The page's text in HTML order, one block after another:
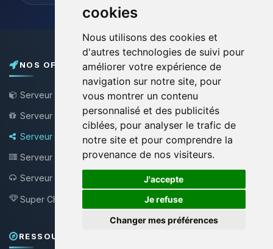
cookies
Nous utilisons des cookies et
d'autres technologies de suivi pour
améliorer votre expérience de
navigation sur notre site, pour
vous montrer un contenu
personnalisé et des publicités
ciblées, pour analyser le trafic de
notre site et pour comprendre la
provenance de nos visiteurs.
J'accepte
Je refuse
Changer mes préférences
NOS OFFRES
Serveur Minecraft
Serveur Minecraft Gratuit
Serveur Bungee / Velocity
Serveur VPS
Serveur Teamspeak
Super Choupy
RESSOURCES & SUPPORT
🍪